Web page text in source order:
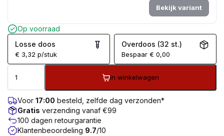
Bekijk variant
Op voorraad
Losse doos
€ 3,32 p/stuk
Overdoos (32 st.)
Bespaar€ 0,00
In winkelwagen
Voor 17:00 besteld, zelfde dag verzonden*
Gratis verzending vanaf €99
100 dagen retourgarantie
Klantenbeoordeling 9.7/10